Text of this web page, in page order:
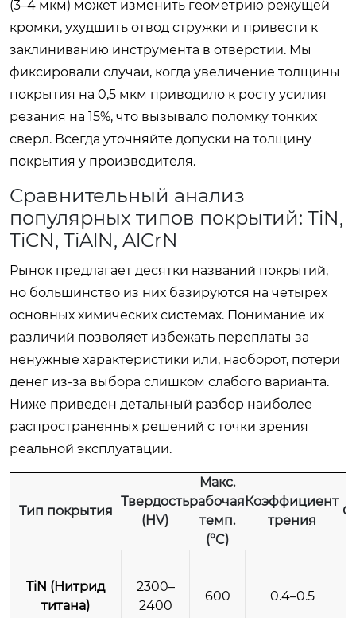
(3–4 мкм) может изменить геометрию режущей
кромки, ухудшить отвод стружки и привести к
заклиниванию инструмента в отверстии. Мы
фиксировали случаи, когда увеличение толщины
покрытия на 0,5 мкм приводило к росту усилия
резания на 15%, что вызывало поломку тонких
сверл. Всегда уточняйте допуски на толщину
покрытия у производителя.
Сравнительный анализ
популярных типов покрытий: TiN,
TiCN, TiAlN, AlCrN
Рынок предлагает десятки названий покрытий,
но большинство из них базируются на четырех
основных химических системах. Понимание их
различий позволяет избежать переплаты за
ненужные характеристики или, наоборот, потери
денег из-за выбора слишком слабого варианта.
Ниже приведен детальный разбор наиболее
распространенных решений с точки зрения
реальной эксплуатации.
Тип покрытия
Твердость
(HV)
Макс.
рабочая
темп.
(°C)
Коэффициент
трения
TiN (Нитрид
титана)
2300–
2400
600 0.4–0.5